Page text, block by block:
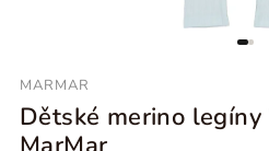
MARMAR
Dětské merino legíny